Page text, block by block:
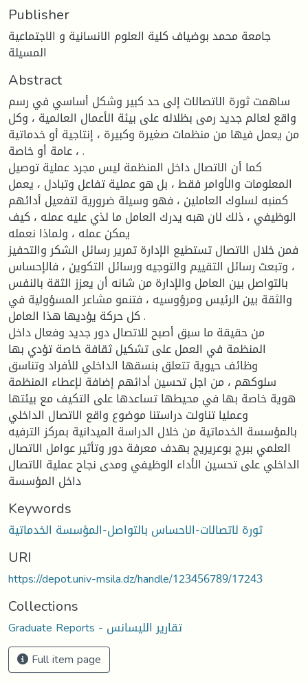
Publisher
جامعة محمد بوضياف كلية العلوم الانسانية و الاجتماعية
المسيلة
Abstract
ساهمت ثورة الاتصالات إلى حد كبير وشكل أساسي في رسم
واقع لعالم جديد رمى بظلاله على بيئة الأعمال العالمية ، وكل
من يعمل فيها من منظمات صغيرة وكبيرة ، إنتاجية أو خدماتية
، عامة أو خاصة .
كما أن الاتصال داخل المنظمة ليس مجرد عملية توصيل
المعلومات والأوامر فقط ، بل هو عملية تفاعل وتبادل ، يعمل
كمنبه لسلوك العاملين ، فهو وسيلة ضرورية لتفعيل أدائهم
الوظيفي ، ذلك لان هبه يدرك العامل ما لذي عليه عمله ، كيف
يمكن عمله ، ولماذا نعمله
فمن خلال الاتصال تستطيع الإدارة تمرير رسائل الشكر والتحفيز
، وتبعث رسائل التقييم والتوجيه ورسائل التكوين ، فالإحساس
بالتواصل بين العامل والإدارة من شانه أن يعزز الثقة بالنفس
والثقة بين الرئيس ومرؤوسيه ، فتنمو مشاعر المسؤولية في
كل حركة يؤديها هذا العامل .
من حقيقة ما سبق أصبح للاتصال دور جديد وفعال داخل
المنظمة في العمل على تشكيل ثقافة خاصة تؤدي بها
وظائف حيوية تتعلق بنسقها الداخلي للأفراد وتناسق
سلوكهم ، من اجل تحسين أدائهم إضافة لإعطاء المنظمة
هوية خاصة بها في محيطها تساعدها على التكيف مع بيئتها
وعمليا تناولت دراستنا موضوع واقع الاتصال الداخلي
بالمؤسسة الخدماتية من خلال الدراسة الميدانية بمركز الترفيه
العلمي ببرج بوعريريج بهدف معرفة دور وتأثير عوامل الاتصال
الداخلي على تحسين الأداء الوظيفي ومدى نجاح عملية الاتصال
داخل المؤسسة
Keywords
ثورة لاتصالات-الاحساس بالتواصل-المؤسسة الخدماتية
URI
https://depot.univ-msila.dz/handle/123456789/17243
Collections
Graduate Reports - تقارير الليسانس
Full item page